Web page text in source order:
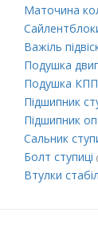
Маточина
Важіль
Подушка
Подушка КПП
Підшипник
Підшипник
Сальник
Болт ступиці
Втулки